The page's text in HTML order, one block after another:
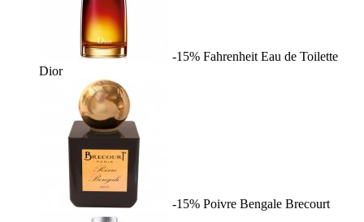
-15% Fahrenheit Eau de Toilette
Dior
-15% Poivre Bengale Brecourt